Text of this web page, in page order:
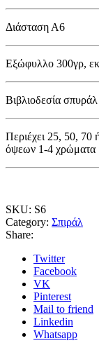
Διάσταση Α6
Εξώφυλλο 300γρ,
Βιβλιοδεσία
Περιέχει 25, 50, 70
όψεων 1-4 χρώματα
SKU: S6
Category: Σπιράλ
Share:
Twitter
Facebook
VK
Pinterest
Mail to friend
Linkedin
Whatsapp